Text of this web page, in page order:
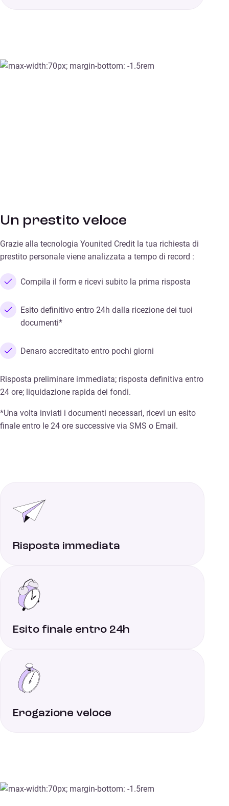
Un prestito veloce
Grazie alla tecnologia Younited Credit la tua richiesta di
prestito personale viene analizzata a tempo di record :
Compila il form e ricevi subito la prima risposta
Esito definitivo entro 24h dalla ricezione dei tuoi
documenti*
Denaro accreditato entro pochi giorni
Risposta preliminare immediata; risposta definitiva entro
24 ore; liquidazione rapida dei fondi.
*Una volta inviati i documenti necessari, ricevi un esito
finale entro le 24 ore successive via SMS o Email.
Risposta immediata
Esito finale entro 24h
Erogazione veloce